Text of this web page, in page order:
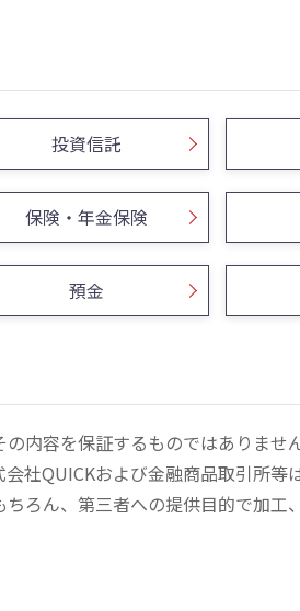
投資信託
保険・年金保険
預金
内容を保証するものではありませ
社QUICKおよび金融商品取引所等
ろん、第三者への提供目的で加工